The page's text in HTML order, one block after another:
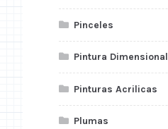
Pinceles
Pintura Dimensional
Pinturas Acrilicas
Plumas